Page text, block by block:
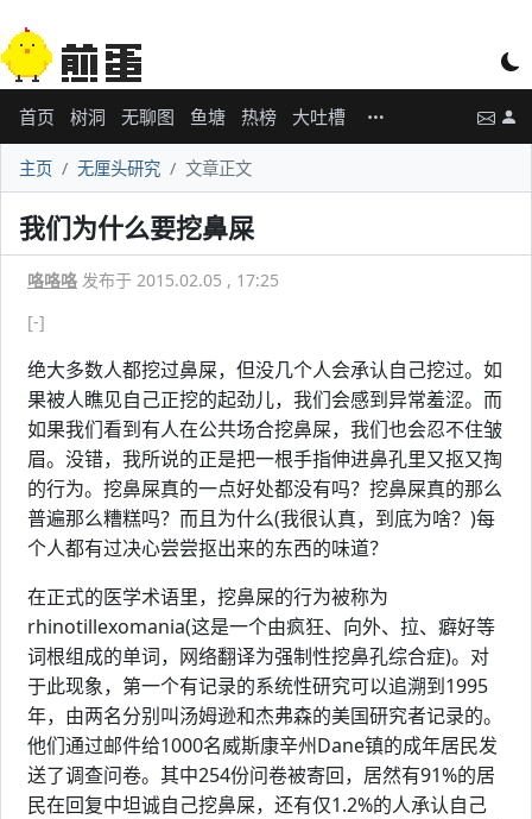
首页 树洞 无聊图 鱼塘 热榜 大吐槽
主页 无厘头研究 文章正文
我们为什么要挖鼻屎
咯咯咯 发布于 2015.02.05 , 17:25
[-]
绝大多数人都挖过鼻屎，但没几个人会承认自己挖过。如
果被人瞧见自己正挖的起劲儿，我们会感到异常羞涩。而
如果我们看到有人在公共场合挖鼻屎，我们也会忍不住皱
眉。没错，我所说的正是把一根手指伸进鼻孔里又抠又掏
的行为。挖鼻屎真的一点好处都没有吗？挖鼻屎真的那么
普遍那么糟糕吗？而且为什么(我很认真，到底为啥？)每
个人都有过决心尝尝抠出来的东西的味道？
在正式的医学术语里，挖鼻屎的行为被称为
rhinotillexomania(这是一个由疯狂、向外、拉、癖好等
词根组成的单词，网络翻译为强制性挖鼻孔综合症)。对
于此现象，第一个有记录的系统性研究可以追溯到1995
年，由两名分别叫汤姆逊和杰弗森的美国研究者记录的。
他们通过邮件给1000名威斯康辛州Dane镇的成年居民发
送了调查问卷。其中254份问卷被寄回，居然有91%的居
民在回复中坦诚自己挖鼻屎，还有仅1.2%的人承认自己